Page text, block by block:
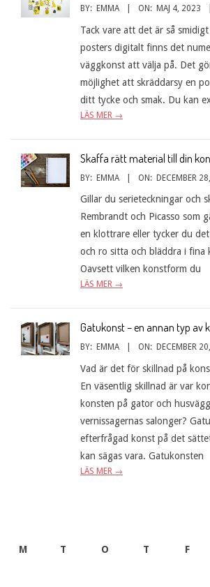
BY: EMMA ON: MAJ 4, 2023
Tack vare att det är så
posters digitalt finns det
väggkonst att välja på. Det
möjlighet att skräddarsy en
ditt tycke och smak. Du kan
LÄS MER →
Skaffa rätt material till din
BY: EMMA ON: DECEMBER
Gillar du serieteckningar och
Rembrandt och Picasso som
en klottrare eller tycker du
och ro sitta och bläddra i fina
Oavsett vilken konstform du
LÄS MER →
Gatukonst – en annan typ av
BY: EMMA ON: DECEMBER
Vad är det för skillnad på
En väsentlig skillnad är var
konsten på gator och
vernissagernas salonger?
efterfrågad konst på det
kan sägas vara. Gatukonsten
LÄS MER →
M T O T F